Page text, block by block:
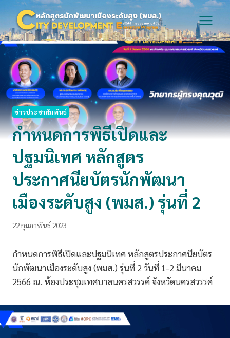
content
ข่าวประชาสัมพันธ์
กำหนดการพิธีเปิดและ
ปฐมนิเทศ หลักสูตร
ประกาศนียบัตรนักพัฒนา
เมืองระดับสูง (พมส.) รุ่นที่ 2
22 กุมภาพันธ์ 2023
กำหนดการพิธีเปิดและปฐมนิเทศ หลักสูตรประกาศนียบัตร
นักพัฒนาเมืองระดับสูง (พมส.) รุ่นที่ 2 วันที่ 1-2 มีนาคม
2566 ณ. ห้องประชุมเทศบาลนครสวรรค์ จังหวัดนครสวรรค์